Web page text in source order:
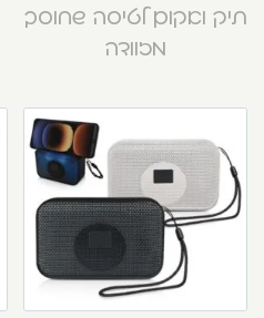
תיק ואקום לטיסה שחוסך
מזוודה